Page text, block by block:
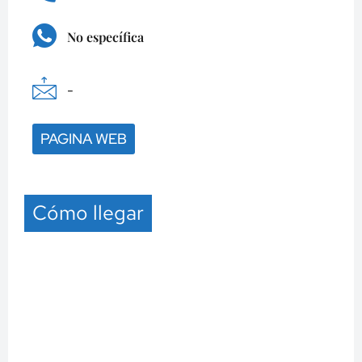
No específica
-
PAGINA WEB
Cómo llegar